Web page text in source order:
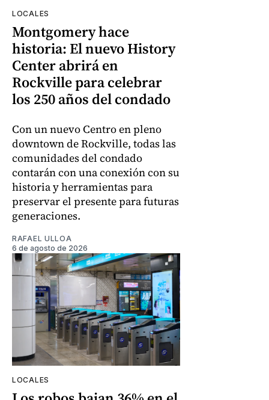
LOCALES
Montgomery hace
historia: El nuevo History
Center abrirá en
Rockville para celebrar
los 250 años del condado
Con un nuevo Centro en pleno
downtown de Rockville, todas las
comunidades del condado
contarán con una conexión con su
historia y herramientas para
preservar el presente para futuras
generaciones.
RAFAEL ULLOA
6 de agosto de 2026
LOCALES